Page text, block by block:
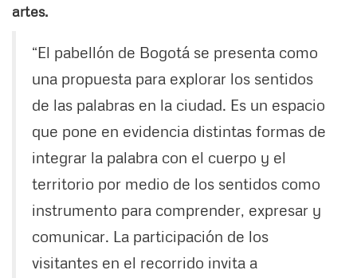
artes.
“El pabellón de Bogotá se presenta como
una propuesta para explorar los sentidos
de las palabras en la ciudad. Es un espacio
que pone en evidencia distintas formas de
integrar la palabra con el cuerpo y el
territorio por medio de los sentidos como
instrumento para comprender, expresar y
comunicar. La participación de los
visitantes en el recorrido invita a